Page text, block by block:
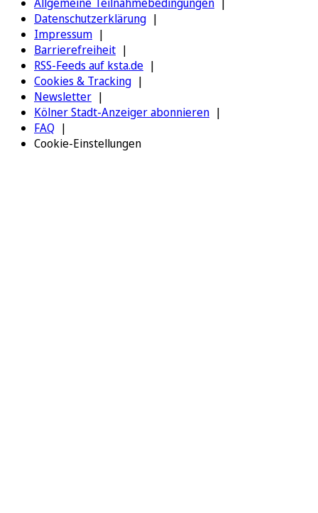
Datenschutzerklärung
Impressum
Barrierefreiheit
RSS-Feeds auf ksta.de
Cookies & Tracking
Newsletter
Kölner Stadt-Anzeiger abonnieren
FAQ
Cookie-Einstellungen